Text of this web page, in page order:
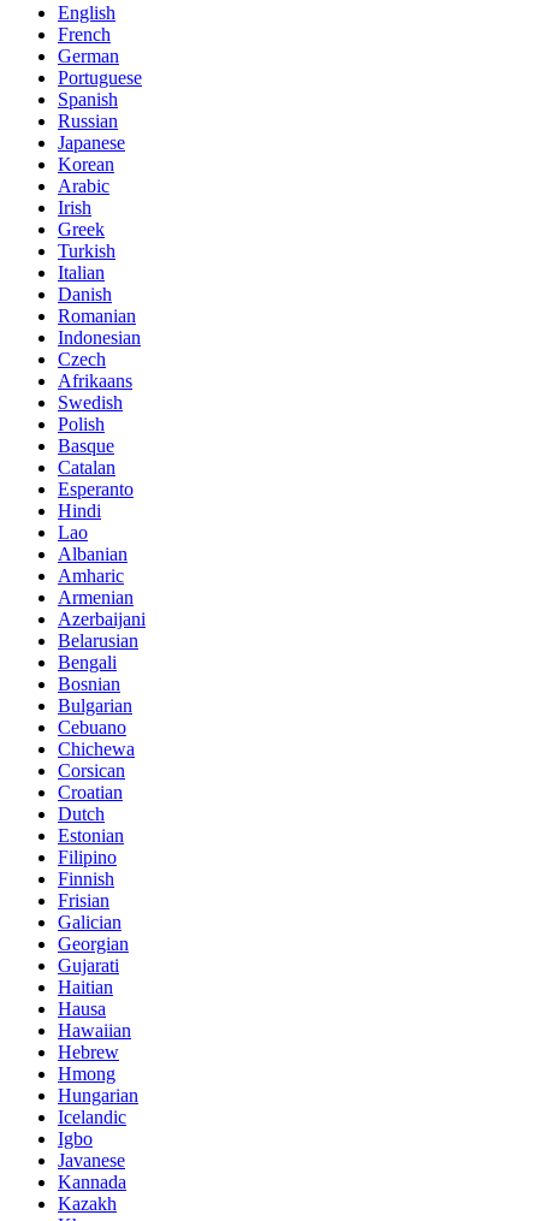
English
French
German
Portuguese
Spanish
Russian
Japanese
Korean
Arabic
Irish
Greek
Turkish
Italian
Danish
Romanian
Indonesian
Czech
Afrikaans
Swedish
Polish
Basque
Catalan
Esperanto
Hindi
Lao
Albanian
Amharic
Armenian
Azerbaijani
Belarusian
Bengali
Bosnian
Bulgarian
Cebuano
Chichewa
Corsican
Croatian
Dutch
Estonian
Filipino
Finnish
Frisian
Galician
Georgian
Gujarati
Haitian
Hausa
Hawaiian
Hebrew
Hmong
Hungarian
Icelandic
Igbo
Javanese
Kannada
Kazakh